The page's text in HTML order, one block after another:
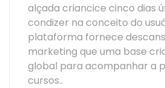
alçada criancice cinco dias
condizer na conceito do
plataforma fornece
marketing que uma base
global para acompanhar a
cursos..